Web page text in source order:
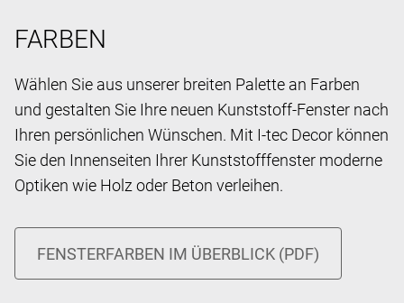
FARBEN
Wählen Sie aus unserer breiten Palette an Farben
und gestalten Sie Ihre neuen Kunststoff-Fenster nach
Ihren persönlichen Wünschen. Mit I-tec Decor können
Sie den Innenseiten Ihrer Kunststofffenster moderne
Optiken wie Holz oder Beton verleihen.